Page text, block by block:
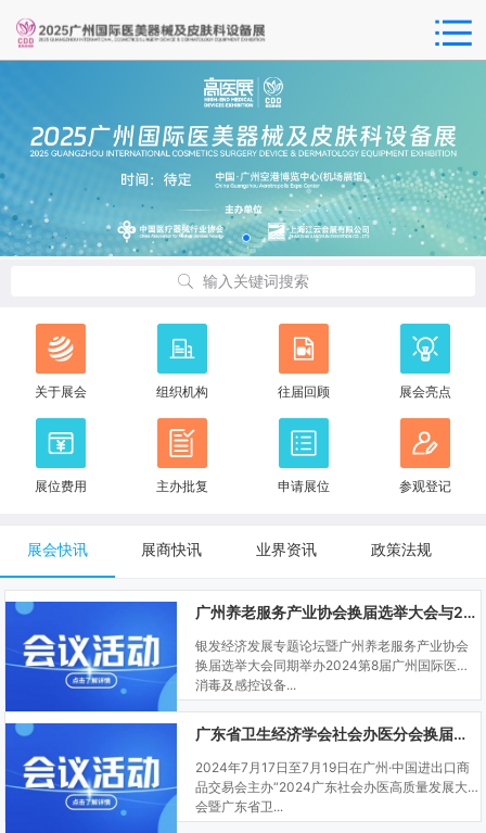
输入关键词搜索
关于展会 组织机构 往届回顾 展会亮点
展位费用 主办批复 申请展位 参观登记
展会快讯 展商快讯 业界资讯 政策法规
广州养老服务产业协会换届选举大会与2024SCDE同期举办
银发经济发展专题论坛暨广州养老服务产业协会
换届选举大会同期举办2024第8届广州国际医用
消毒及感控设备...
广东省卫生经济学会社会办医分会换届大会与SCDE同期举办
2024年7月17日至7月19日在广州·中国进出口商
品交易会主办“2024广东社会办医高质量发展大
会暨广东省卫...